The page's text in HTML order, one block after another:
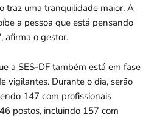
traz uma tranquilidade maior. A
a pessoa que está pensando
afirma o gestor.
a SES-DF também está em fase
vigilantes. Durante o dia, serão
147 com profissionais
postos, incluindo 157 com